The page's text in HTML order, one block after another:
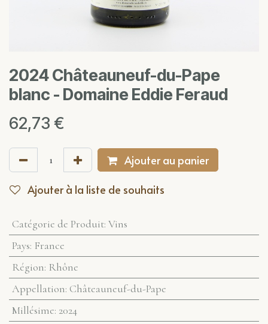
2024 Châteauneuf-du-Pape
blanc - Domaine Eddie Feraud
62,73 €
Ajouter au panier
Ajouter à la liste de souhaits
Catégorie de Produit: Vins
Pays: France
Région: Rhône
Appellation: Châteauneuf-du-Pape
Millésime: 2024